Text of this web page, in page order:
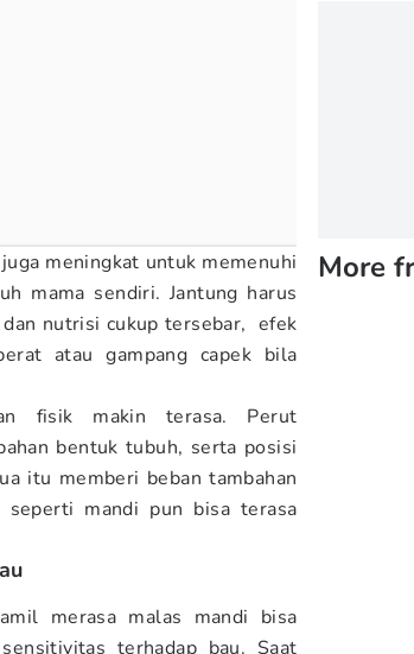
meningkat untuk memenuhi
mama sendiri. Jantung harus
nutrisi cukup tersebar, efek
atau gampang capek bila
fisik makin terasa. Perut
bentuk tubuh, serta posisi
itu memberi beban tambahan
seperti mandi pun bisa terasa
merasa malas mandi bisa
terhadap bau. Saat
More